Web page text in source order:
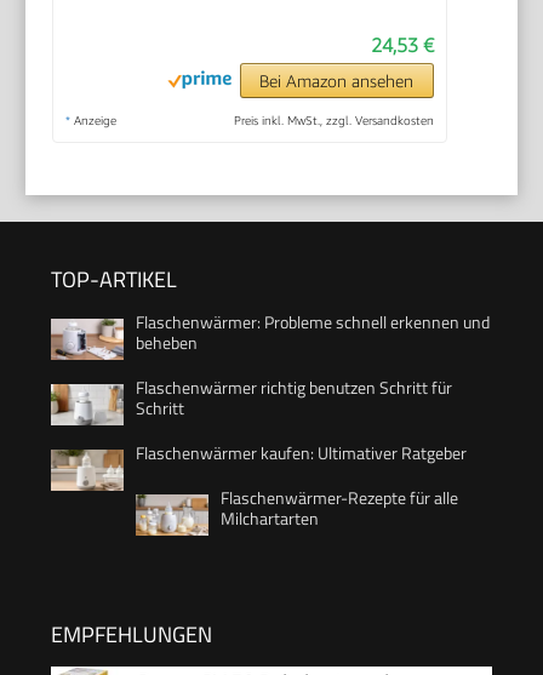
24,53 €
Bei Amazon ansehen
* Anzeige Preis inkl. MwSt., zzgl. Versandkosten
TOP-ARTIKEL
Flaschenwärmer: Probleme schnell erkennen und
beheben
Flaschenwärmer richtig benutzen Schritt für
Schritt
Flaschenwärmer kaufen: Ultimativer Ratgeber
Flaschenwärmer-Rezepte für alle
Milchartarten
EMPFEHLUNGEN